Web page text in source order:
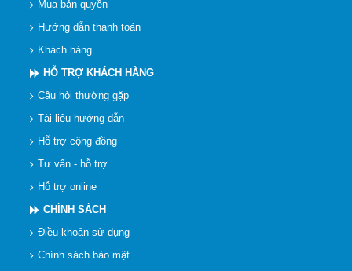
Mua bản quyền
Hướng dẫn thanh toán
Khách hàng
HỖ TRỢ KHÁCH HÀNG
Câu hỏi thường gặp
Tài liệu hướng dẫn
Hỗ trợ cộng đồng
Tư vấn - hỗ trợ
Hỗ trợ online
CHÍNH SÁCH
Điều khoản sử dụng
Chính sách bảo mật